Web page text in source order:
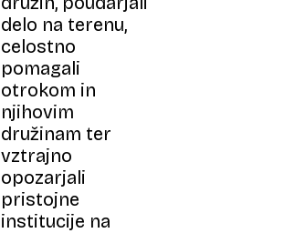
delo na terenu,
celostno
pomagali
otrokom in
njihovim
družinam ter
vztrajno
opozarjali
pristojne
institucije na